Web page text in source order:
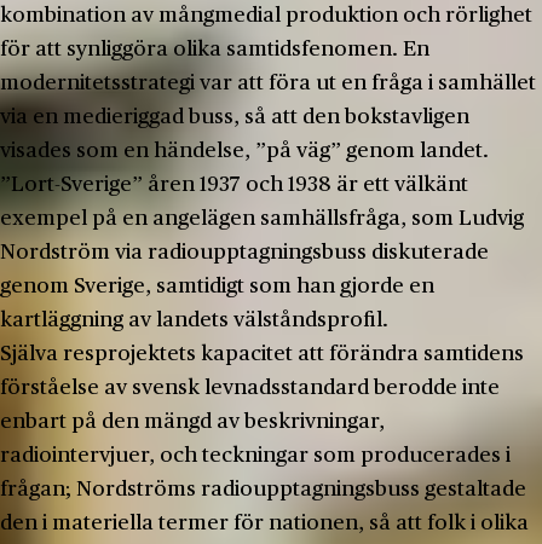
kombination av mångmedial produktion och rörlighet
för att synliggöra olika samtidsfenomen. En
modernitetsstrategi var att föra ut en fråga i samhället
via en medieriggad buss, så att den bokstavligen
visades som en händelse, ”på väg” genom landet.
”Lort-Sverige” åren 1937 och 1938 är ett välkänt
exempel på en angelägen samhällsfråga, som Ludvig
Nordström via radioupptagningsbuss diskuterade
genom Sverige, samtidigt som han gjorde en
kartläggning av landets välståndsprofil.
Själva resprojektets kapacitet att förändra samtidens
förståelse av svensk levnadsstandard berodde inte
enbart på den mängd av beskrivningar,
radiointervjuer, och teckningar som producerades i
frågan; Nordströms radioupptagningsbuss gestaltade
den i materiella termer för nationen, så att folk i olika